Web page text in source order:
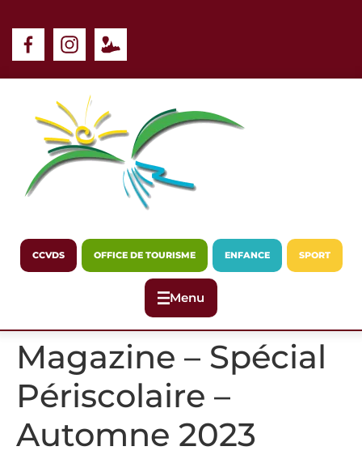
CCVDS OFFICE DE TOURISME ENFANCE SPORT
Menu
Magazine – Spécial
Périscolaire –
Automne 2023